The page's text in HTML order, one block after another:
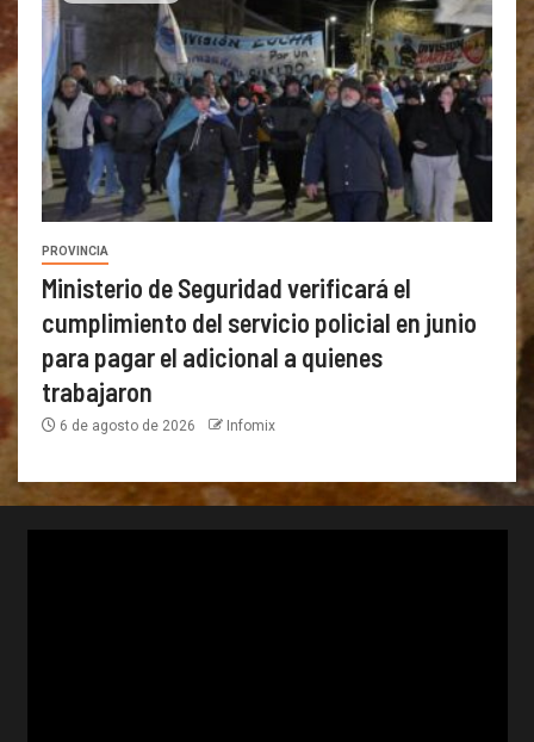
PROVINCIA
Ministerio de Seguridad verificará el
cumplimiento del servicio policial en junio
para pagar el adicional a quienes
trabajaron
6 de agosto de 2026 Infomix